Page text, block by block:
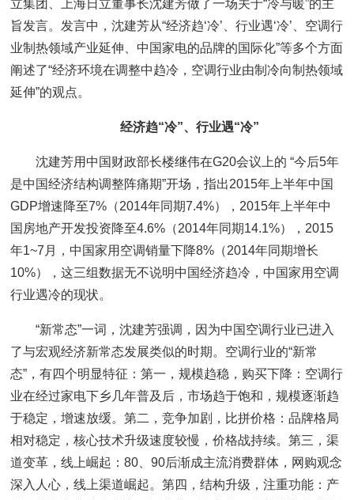
立集团、上海日立董事长沈建芳做了一场关于“冷与暖”的主
旨发言。发言中，沈建芳从“经济趋‘冷’、行业遇‘冷’、空调行
业制热领域产业延伸、中国家电的品牌的国际化”等多个方面
阐述了“经济环境在调整中趋冷，空调行业由制冷向制热领域
延伸”的观点。
经济趋“冷”、行业遇“冷”
沈建芳用中国财政部长楼继伟在G20会议上的 “今后5年
是中国经济结构调整阵痛期”开场，指出2015年上半年中国
GDP增速降至7%（2014年同期7.4%），2015年上半年中
国房地产开发投资降至4.6%（2014年同期14.1%），2015
年1~7月，中国家用空调销量下降8%（2014年同期增长
10%），这三组数据无不说明中国经济趋冷，中国家用空调
行业遇冷的现状。
“新常态”一词，沈建芳强调，因为中国空调行业已进入
了与宏观经济新常态发展类似的时期。空调行业的“新常
态”，有四个明显特征：第一，规模趋稳，购买下降：空调行
业在经过家电下乡几年普及后，市场趋于饱和，规模逐渐趋
于稳定，增速放缓。第二，竞争加剧，比拼价格：品牌格局
相对稳定，核心技术升级速度较慢，价格战持续。第三，渠
道变革，线上崛起：80、90后渐成主流消费群体，网购观念
深入人心，线上渠道崛起。第四，结构升级，注重功能：产